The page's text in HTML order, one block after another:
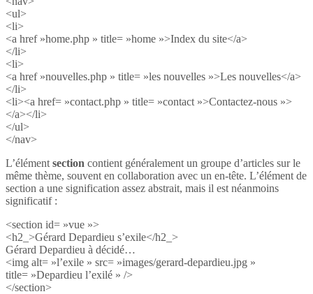
<ul>
<li>
<a href »home.php » title= »home »>Index du site</a>
</li>
<li>
<a href »nouvelles.php » title= »les nouvelles »>Les nouvelles</a>
</li>
<li><a href= »contact.php » title= »contact »>Contactez-nous »>
</a></li>
</ul>
</nav>
L’élément section contient généralement un groupe d’articles sur le
même thème, souvent en collaboration avec un en-tête. L’élément de
section a une signification assez abstrait, mais il est néanmoins
significatif :
<section id= »vue »>
<h2_>Gérard Depardieu s’exile</h2_>
Gérard Depardieu à décidé…
<img alt= »l’exile » src= »images/gerard-depardieu.jpg »
title= »Depardieu l’exilé » />
</section>